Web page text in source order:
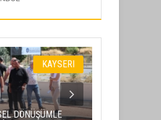
KAYSERI
DÖNÜŞÜMLE